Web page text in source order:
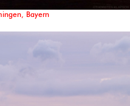
Bayern